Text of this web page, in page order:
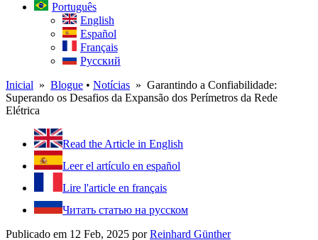
Português
English
Español
Français
Русский
Inicial » Blogue • Notícias » Garantindo a Confiabilidade:
Superando os Desafios da Expansão dos Perímetros da Rede
Elétrica
Read the Article in English
Leer el artículo en español
Lire l'article en français
Читать статью на русском
Publicado em 12 Feb, 2025 porReinhard Günther